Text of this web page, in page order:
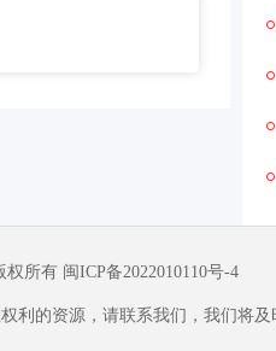
权所有 闽ICP备2022010110号-4
利的资源，请联系我们，我们将及